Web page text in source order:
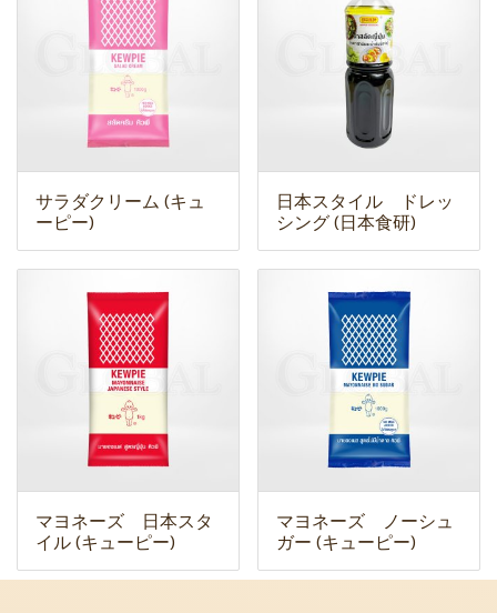
サラダクリーム (キュ
ーピー)
日本スタイル ドレッ
シング (日本食研)
マヨネーズ 日本スタ
イル (キューピー)
マヨネーズ ノーシュ
ガー (キューピー)